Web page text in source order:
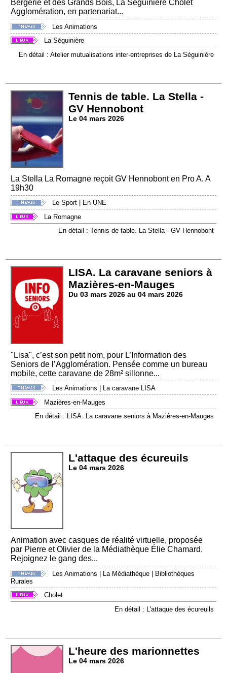
Bergerie et des Grands Bois, La Séguinière Cholet
Agglomération, en partenariat...
Les Animations
La Séguinière
En détail : Atelier mutualisations inter-entreprises de La Séguinière
Tennis de table. La Stella -
GV Hennobont
Le 04 mars 2026
La Stella La Romagne reçoit GV Hennobont en Pro A. A
19h30
Le Sport
En UNE
La Romagne
En détail : Tennis de table. La Stella - GV Hennobont
LISA. La caravane seniors à
Mazières-en-Mauges
Du 03 mars 2026 au 04 mars 2026
"Lisa", c’est son petit nom, pour L’Information des
Seniors de l’Agglomération. Pensée comme un bureau
mobile, cette caravane de 28m² sillonne...
Les Animations
La caravane LISA
Mazières-en-Mauges
En détail : LISA. La caravane seniors à Mazières-en-Mauges
L'attaque des écureuils
Le 04 mars 2026
Animation avec casques de réalité virtuelle, proposée
par Pierre et Olivier de la Médiathèque Élie Chamard.
Rejoignez le gang des...
Les Animations | La Médiathèque | Bibliothèques
Rurales
Cholet
En détail : L'attaque des écureuils
L'heure des marionnettes
Le 04 mars 2026